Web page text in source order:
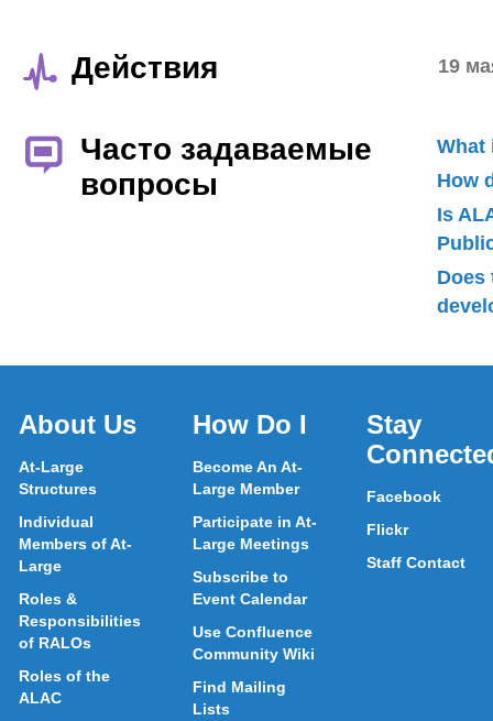
Действия 19
Часто задаваемые
вопросы
What
How
Is
Does
About Us
At-Large
Structures
Individual
Members of At-
Large
Roles &
Responsibilities
of RALOs
Roles of the
ALAC
How Do I
Become An At-
Large Member
Participate in At-
Large Meetings
Subscribe to
Event Calendar
Use Confluence
Community Wiki
Find Mailing
Lists
Stay
Facebook
Flickr
Staff Contact